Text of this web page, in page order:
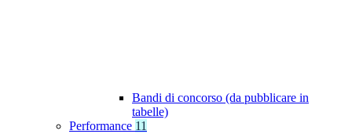
Bandi di concorso (da pubblicare in
tabelle)
Performance 11